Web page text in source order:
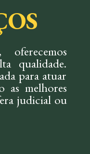
qualidade.
para atuar
as melhores
judicial ou